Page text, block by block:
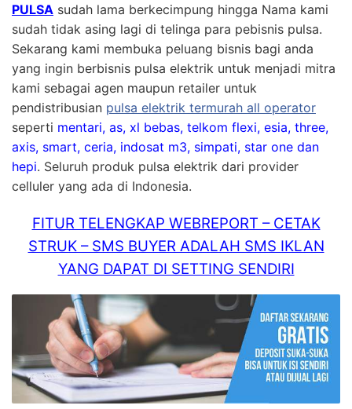
PULSA sudah lama berkecimpung hingga Nama kami
sudah tidak asing lagi di telinga para pebisnis pulsa.
Sekarang kami membuka peluang bisnis bagi anda
yang ingin berbisnis pulsa elektrik untuk menjadi mitra
kami sebagai agen maupun retailer untuk
pendistribusian pulsa elektrik termurah all operator
seperti mentari, as, xl bebas, telkom flexi, esia, three,
axis, smart, ceria, indosat m3, simpati, star one dan
hepi. Seluruh produk pulsa elektrik dari provider
celluler yang ada di Indonesia.
FITUR TELENGKAP WEBREPORT – CETAK
STRUK – SMS BUYER ADALAH SMS IKLAN
YANG DAPAT DI SETTING SENDIRI